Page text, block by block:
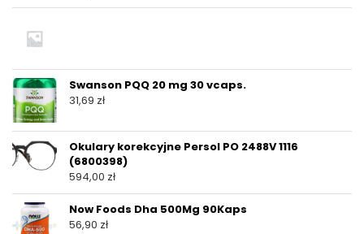
Swanson PQQ 20 mg 30 vcaps.
31,69 zł
Okulary korekcyjne Persol PO 2488V 1116
(6800398)
594,00 zł
Now Foods Dha 500Mg 90Kaps
56,90 zł